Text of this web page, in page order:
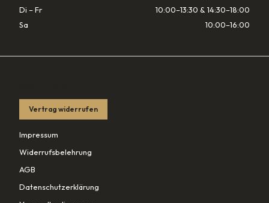
Di – Fr
10:00–13:30 & 14:30–18:00
Sa
10:00–16:00
Vertrag widerrufen
Impressum
Widerrufsbelehrung
AGB
Datenschutzerklärung